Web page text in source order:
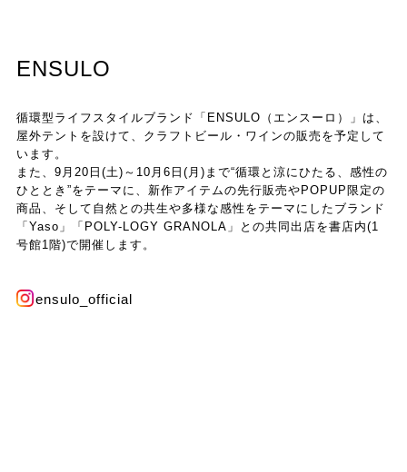
ENSULO
循環型ライフスタイルブランド「ENSULO（エンスーロ）」は、
屋外テントを設けて、クラフトビール・ワインの販売を予定して
います。
また、9月20日(土)～10月6日(月)まで“循環と涼にひたる、感性の
ひととき”をテーマに、新作アイテムの先行販売やPOPUP限定の
商品、そして自然との共生や多様な感性をテーマにしたブランド
「Yaso」「POLY-LOGY GRANOLA」との共同出店を書店内(1
号館1階)で開催します。
ensulo_official